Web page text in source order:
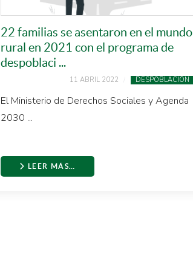
22 familias se asentaron en el mundo
rural en 2021 con el programa de
despoblaci ...
11 ABRIL 2022 DESPOBLACIÓN
El Ministerio de Derechos Sociales y Agenda
2030 ...
LEER MÁS…